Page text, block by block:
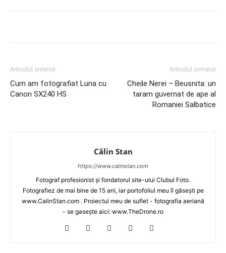
Articolul anterior
Cum am fotografiat Luna cu
Canon SX240 HS
Articolul urmator
Cheile Nerei – Beusnita: un
taram guvernat de ape al
Romaniei Salbatice
Călin Stan
https://www.calinstan.com
Fotograf profesionist și fondatorul site-ului Clubul Foto.
Fotografiez de mai bine de 15 ani, iar portofoliul meu îl găsești pe
www.CalinStan.com . Proiectul meu de suflet - fotografia aeriană
- se gasește aici: www.TheDrone.ro